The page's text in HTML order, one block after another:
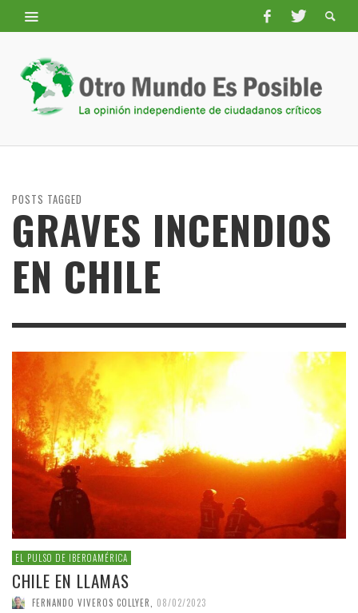
POSTS TAGGED
GRAVES INCENDIOS
EN CHILE
EL PULSO DE IBEROAMÉRICA
CHILE EN LLAMAS
FERNANDO VIVEROS COLLYER 08/02/2023